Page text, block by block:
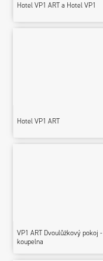
Hotel VP1 ART a Hotel VP1
Hotel VP1 ART
VP1 ART Dvoulůžkový pokoj -
koupelna